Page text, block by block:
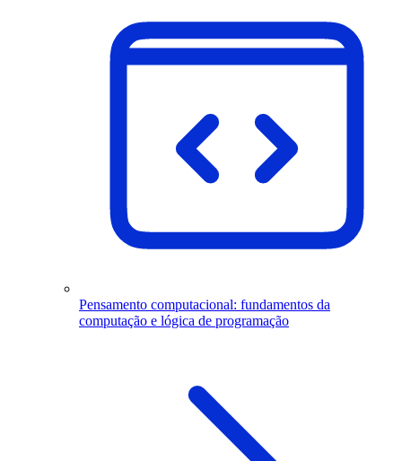
Pensamento computacional: fundamentos da
computação e lógica de programação